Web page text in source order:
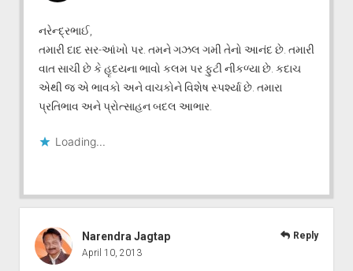
નરેન્દ્રભાઈ,
તમારી દાદ સર-આંખો પર. તમને ગઝલ ગમી તેનો આનંદ છે. તમારી
વાત સાચી છે કે હૃદયના ભાવો કલમ પર ફુટી નીકળ્યા છે. કદાચ
એથી જ એ ભાવકો અને વાચકોને વિશેષ સ્પર્શ્યા છે. તમારા
પ્રતિભાવ અને પ્રોત્સાહન બદલ આભાર.
Loading...
Narendra Jagtap
April 10, 2013
Reply